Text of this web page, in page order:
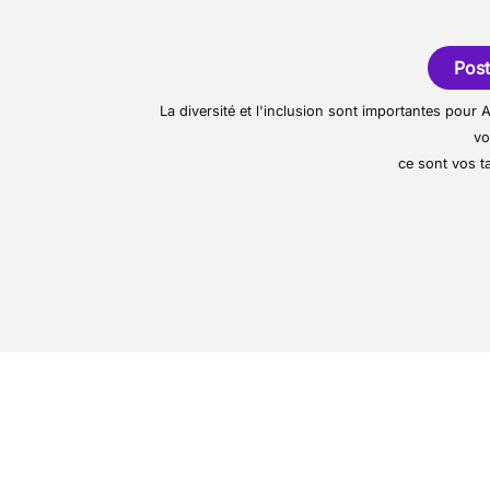
toitures neuves,
entretien. Chaque
matériaux durables et
La diversité et l'inclusion sont importantes pour
ce sont vos